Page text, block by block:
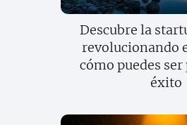
Descubre la
revolucionando
cómo puedes ser
éxito